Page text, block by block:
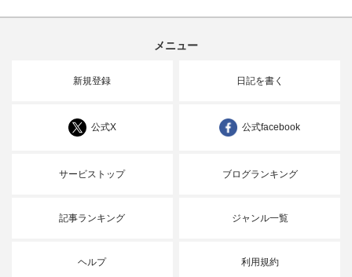
メニュー
新規登録 日記を書く
公式X 公式facebook
サービストップ ブログランキング
記事ランキング ジャンル一覧
ヘルプ 利用規約